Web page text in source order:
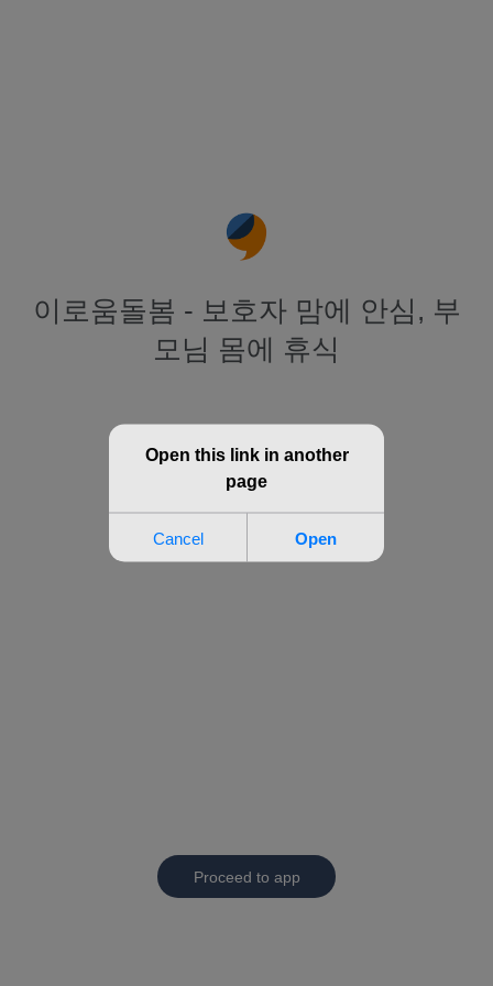
이로움돌봄 - 보호자 맘에 안심, 부
모님 몸에 휴식
Proceed to app